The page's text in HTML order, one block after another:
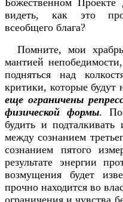
видеть, как это
всеобщего блага?
Помните, мои
мантией
подняться над
критики, которые будут
еще ограничены
физической формы.
будить и
между сознанием
сознанием пятого
результате энергии
возмущения будет
прочно находится во
ограничения и чувства